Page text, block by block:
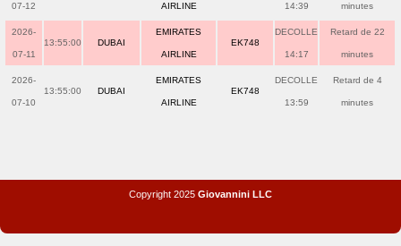
07-12 AIRLINE 14:39 minutes
2026-
07-11
13:55:00 DUBAI
EMIRATES
AIRLINE
EK748
DECOLLE
14:17
Retard de 22
minutes
2026-
07-10
13:55:00 DUBAI
EMIRATES
AIRLINE
EK748
DECOLLE
13:59
Retard de 4
minutes
Copyright 2025 Giovannini LLC